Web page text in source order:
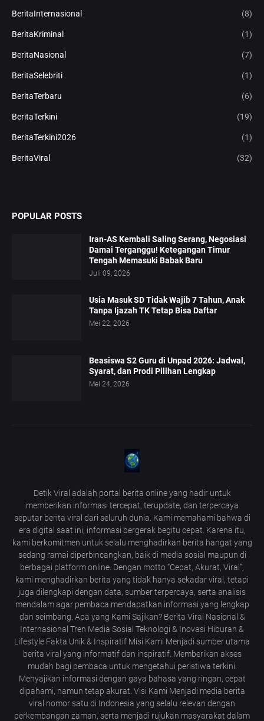
BeritaInternasional (8)
BeritaKriminal (1)
BeritaNasional (7)
BeritaSelebriti (1)
BeritaTerbaru (6)
BeritaTerkini (19)
BeritaTerkini2026 (1)
BeritaViral (32)
POPULAR POSTS
Iran-AS Kembali Saling Serang, Negosiasi
Damai Terganggu! Ketegangan Timur
Tengah Memasuki Babak Baru
Juli 09, 2026
Usia Masuk SD Tidak Wajib 7 Tahun, Anak
Tanpa Ijazah TK Tetap Bisa Daftar
Mei 22, 2026
Beasiswa S2 Guru di Unpad 2026: Jadwal,
Syarat, dan Prodi Pilihan Lengkap
Mei 24, 2026
Detik Viral adalah portal berita online yang hadir untuk
memberikan informasi tercepat, terupdate, dan terpercaya
seputar berita viral dari seluruh dunia. Kami memahami bahwa di
era digital saat ini, informasi bergerak begitu cepat. Karena itu,
kami berkomitmen untuk selalu menghadirkan berita hangat yang
sedang ramai diperbincangkan, baik di media sosial maupun di
berbagai platform online. Dengan motto “Cepat, Akurat, Viral”,
kami menghadirkan berita yang tidak hanya sekadar viral, tetapi
juga dilengkapi dengan data, sumber terpercaya, serta analisis
mendalam agar pembaca mendapatkan informasi yang lengkap
dan seimbang. Apa yang Kami Sajikan? Berita Viral Nasional &
Internasional Tren Media Sosial Teknologi & Inovasi Hiburan &
Lifestyle Fakta Unik & Inspiratif Misi Kami Menjadi sumber utama
berita viral yang informatif dan inspiratif. Memberikan akses
mudah bagi pembaca untuk mengetahui peristiwa terkini.
Menyajikan informasi dengan gaya bahasa yang ringan, cepat
dipahami, namun tetap akurat. Visi Kami Menjadi media berita
viral nomor satu di Indonesia yang selalu relevan dengan
perkembangan zaman, serta menjadi rujukan masyarakat dalam